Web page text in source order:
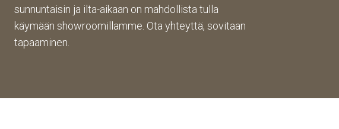
sunnuntaisin ja ilta-aikaan on mahdollista tulla
käymään showroomillamme. Ota yhteyttä, sovitaan
tapaaminen.